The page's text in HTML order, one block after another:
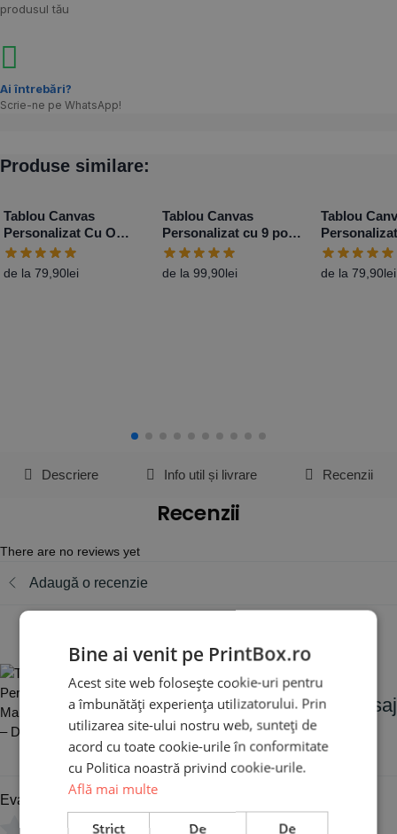
produsul tău
Ai întrebări?
Scrie-ne pe WhatsApp!
Produse similare:
Tablou Canvas
Personalizat Cu O
Poză Portret – Diferite
Dimensiuni
de la 79,90lei
Tablou Canvas
Personalizat cu 9 poze
și mesaj
de la99,90lei
Tablou
Poză
Diferite
de la79,90lei
Descriere Info util și livrare Recenzii
Recenzii
There are no reviews yet
Adaugă o recenzie
Tablou Canvas
Personalizat pentru
Mama, cu 1 poză și mesaj
– Diferite Dimensiuni
Evaluare
0/5
Bine ai venit pe PrintBox.ro
Acest site web folosește cookie-uri pentru
a îmbunătăți experiența utilizatorului. Prin
utilizarea site-ului nostru web, sunteți de
acord cu toate cookie-urile în conformitate
cu Politica noastră privind cookie-urile.
Află mai multe
Strict
De
De